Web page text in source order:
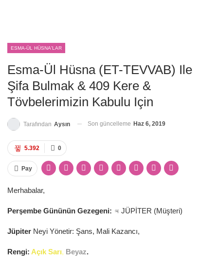
ESMA-ÜL HÜSNA'LAR
Esma-Ül Hüsna (ET-TEVVAB) Ile
Şifa Bulmak & 409 Kere &
Tövbelerimizin Kabulu Için
Tarafından Aysın Son güncelleme Haz 6, 2019
0
5.392
Pay
Merhabalar,
Perşembe Gününün Gezegeni: ♃ JÜPİTER (Müşteri)
Jüpiter Neyi Yönetir: Şans, Mali Kazancı,
Rengi: Açık Sarı, Beyaz.